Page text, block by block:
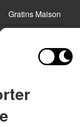
Gratins Maison